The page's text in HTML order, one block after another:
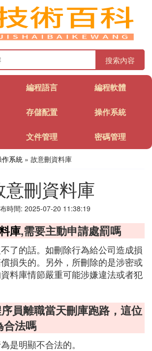
搜索內容
編程語言 編程軟體
存儲配置 操作系統
文件管理 密碼管理
作系統 » 故意刪資料庫
意刪資料庫
時間: 2025-07-20 11:38:19
庫,需要主動申請處罰嗎
了的話。如刪除行為給公司造成損
損失的。另外，所刪除的是涉密或
料庫情節嚴重可能涉嫌違法或者犯
員離職當天刪庫跑路，這位
合法嗎
是明顯不合法的。